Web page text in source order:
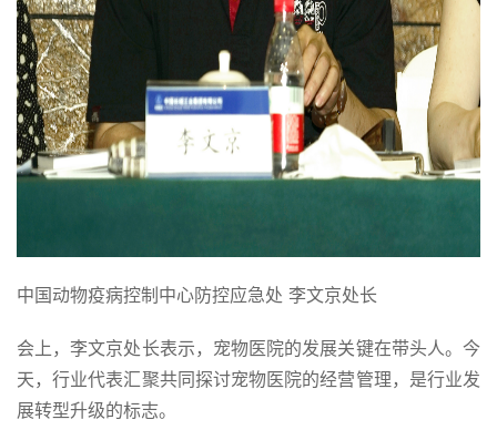
中国动物疫病控制中心防控应急处 李文京处长
会上，李文京处长表示，宠物医院的发展关键在带头人。今
天，行业代表汇聚共同探讨宠物医院的经营管理，是行业发
展转型升级的标志。